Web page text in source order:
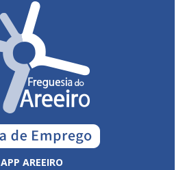
APP AREEIRO